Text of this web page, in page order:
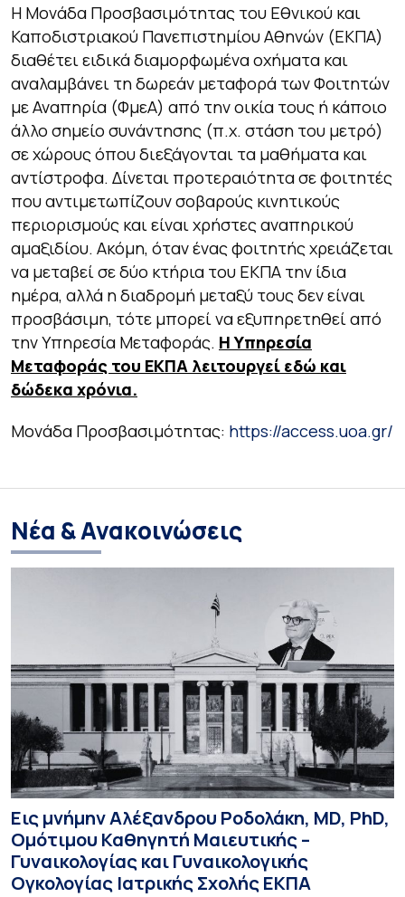
Η Μονάδα Προσβασιμότητας του Εθνικού και
Καποδιστριακού Πανεπιστημίου Αθηνών (ΕΚΠΑ)
διαθέτει ειδικά διαμορφωμένα οχήματα και
αναλαμβάνει τη δωρεάν μεταφορά των Φοιτητών
με Αναπηρία (ΦμεΑ) από την οικία τους ή κάποιο
άλλο σημείο συνάντησης (π.χ. στάση του μετρό)
σε χώρους όπου διεξάγονται τα μαθήματα και
αντίστροφα. Δίνεται προτεραιότητα σε φοιτητές
που αντιμετωπίζουν σοβαρούς κινητικούς
περιορισμούς και είναι χρήστες αναπηρικού
αμαξιδίου. Ακόμη, όταν ένας φοιτητής χρειάζεται
να μεταβεί σε δύο κτήρια του ΕΚΠΑ την ίδια
ημέρα, αλλά η διαδρομή μεταξύ τους δεν είναι
προσβάσιμη, τότε μπορεί να εξυπηρετηθεί από
την Υπηρεσία Μεταφοράς. Η Υπηρεσία
Μεταφοράς του ΕΚΠΑ λειτουργεί εδώ και
δώδεκα χρόνια.
Μονάδα Προσβασιμότητας: https://access.uoa.gr/
Νέα & Ανακοινώσεις
Εις μνήμην Αλέξανδρου Ροδολάκη, MD, PhD,
Ομότιμου Καθηγητή Μαιευτικής –
Γυναικολογίας και Γυναικολογικής
Ογκολογίας Ιατρικής Σχολής ΕΚΠΑ